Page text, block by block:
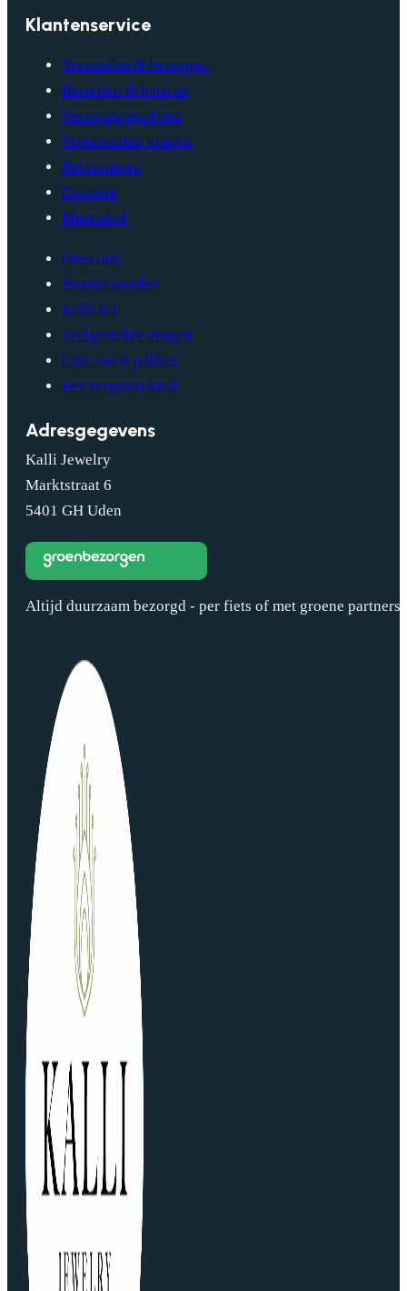
Klantenservice
Verzenden & bezorgen
Bestellen & betalen
Verzorgingsadvies
Veelgestelde vragen
Retourneren
Garantie
Maattabel
Over ons
Partner worden
Kalli Kit
Veelgestelde vragen
Give away pakket
Het vergeten kind
Adresgegevens
Kalli Jewelry
Marktstraat 6
5401 GH Uden
Altijd duurzaam bezorgd - per fiets of met groene partners